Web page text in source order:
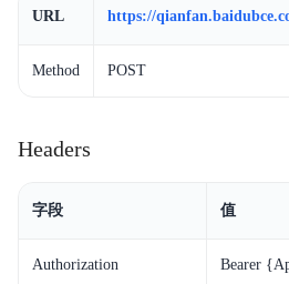
Agent
台
URL https://
Method POST
Headers
字段 值
Authorization Bearer